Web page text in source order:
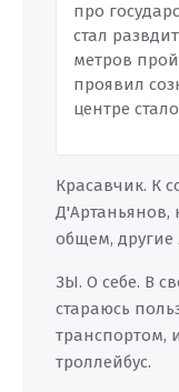
про
стал
метров
проявил
центре
Красавчик. К
Д'Артаньянов,
общем,
ЗЫ. О себе. В
стараюсь
транспортом,
троллейбус.